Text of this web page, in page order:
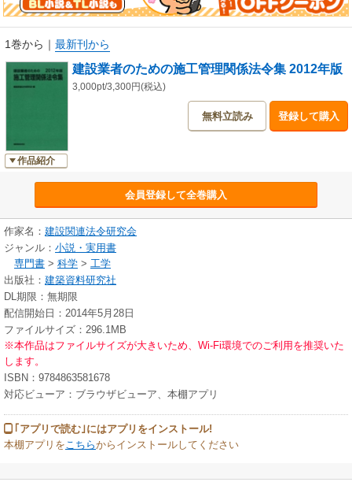
1巻から ｜ 最新刊から
作品紹介
建設業者のための施工管理関係法令集 2012年版
3,000pt/3,300円(税込)
無料立読み 登録して購入
会員登録して全巻購入
作家名： 建設関連法令研究会
ジャンル： 小説・実用書
専門書 > 科学 > 工学
出版社： 建築資料研究社
DL期限：無期限
配信開始日：2014年5月28日
ファイルサイズ：296.1MB
※本作品はファイルサイズが大きいため、Wi-Fi環境でのご利用を推奨いた
します。
ISBN：9784863581678
対応ビューア：ブラウザビューア、本棚アプリ
｢アプリで読む｣にはアプリをインストール!
本棚アプリをこちらからインストールしてください